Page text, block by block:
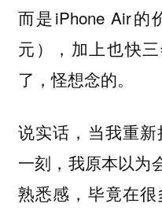
而是iPhone Air的
元），加上也快
了，怪想念的。
说实话， 当我重
一刻，我原本以为
熟悉感，毕竟在